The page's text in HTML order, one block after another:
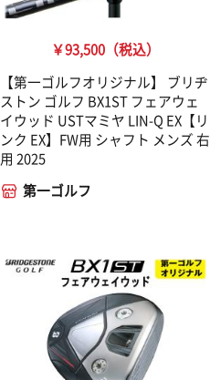
￥93,500（税込）
【第一ゴルフオリジナル】 ブリヂ
ストン ゴルフ BX1ST フェアウェ
イウッド USTマミヤ LIN-Q EX【リ
ンク EX】FW用 シャフト メンズ 右
用 2025
第一ゴルフ